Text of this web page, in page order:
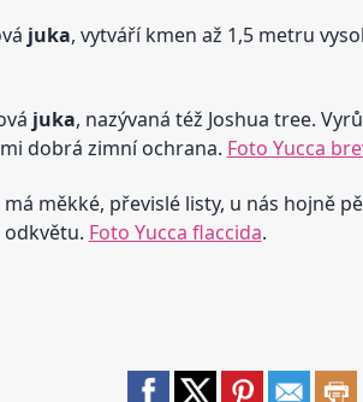
juka, vytváří kmen až 1,5 metru
juka, nazývaná též Joshua tree.
dobrá zimní ochrana. Foto Yucca
měkké, převislé listy, u nás hojně
Foto Yucca flaccida.